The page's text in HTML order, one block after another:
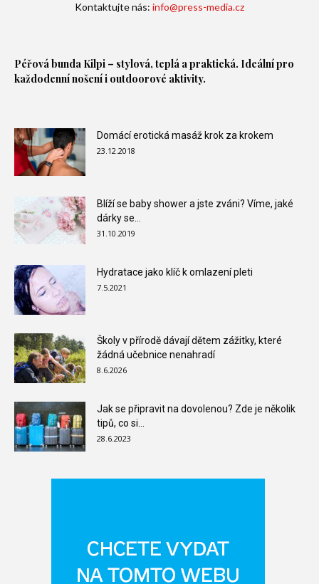
Kontaktujte nás: info@press-media.cz
Péřová bunda Kilpi – stylová, teplá a praktická. Ideální pro
každodenní nošení i outdoorové aktivity.
Domácí erotická masáž krok za krokem
23.12.2018
Blíží se baby shower a jste zváni? Víme, jaké
dárky se...
31.10.2019
Hydratace jako klíč k omlazení pleti
7.5.2021
Školy v přírodě dávají dětem zážitky, které
žádná učebnice nenahradí
8.6.2026
Jak se připravit na dovolenou? Zde je několik
tipů, co si...
28.6.2023